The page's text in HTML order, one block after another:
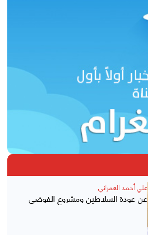
علي أحمد العمراني
عن عودة السلاطين ومشروع الفوضى